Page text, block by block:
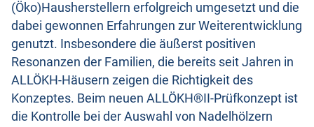
(Öko)Hausherstellern erfolgreich umgesetzt und die
dabei gewonnen Erfahrungen zur Weiterentwicklung
genutzt. Insbesondere die äußerst positiven
Resonanzen der Familien, die bereits seit Jahren in
ALLÖKH-Häusern zeigen die Richtigkeit des
Konzeptes. Beim neuen ALLÖKH®II-Prüfkonzept ist
die Kontrolle bei der Auswahl von Nadelhölzern